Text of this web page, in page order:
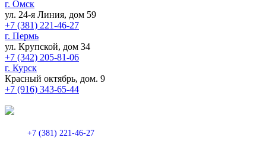
г. Омск
ул. 24-я Линия, дом 59
+7 (381) 221-46-27
г. Пермь
ул. Крупской, дом 34
+7 (342) 205-81-06
г. Курск
Красный октябрь, дом. 9
+7 (916) 343-65-44
+7 (381) 221-46-27